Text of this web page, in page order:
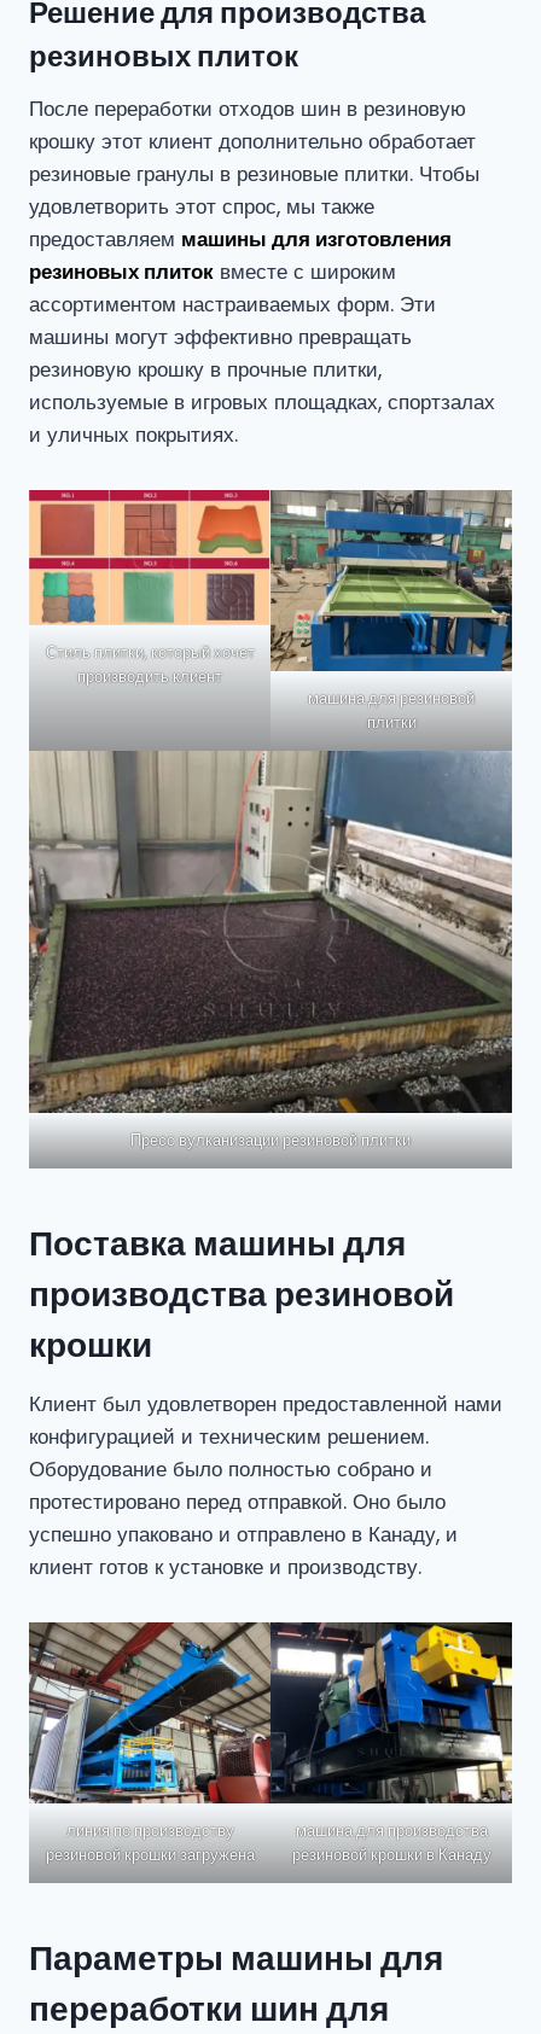
Решение для производства
резиновых плиток
После переработки отходов шин в резиновую
крошку этот клиент дополнительно обработает
резиновые гранулы в резиновые плитки. Чтобы
удовлетворить этот спрос, мы также
предоставляем машины для изготовления
резиновых плиток вместе с широким
ассортиментом настраиваемых форм. Эти
машины могут эффективно превращать
резиновую крошку в прочные плитки,
используемые в игровых площадках, спортзалах
и уличных покрытиях.
Стиль плитки, который хочет
производить клиент
машина для резиновой
плитки
Пресс вулканизации резиновой плитки
Поставка машины для
производства резиновой
крошки
Клиент был удовлетворен предоставленной нами
конфигурацией и техническим решением.
Оборудование было полностью собрано и
протестировано перед отправкой. Оно было
успешно упаковано и отправлено в Канаду, и
клиент готов к установке и производству.
линия по производству
резиновой крошки загружена
машина для производства
резиновой крошки в Канаду
Параметры машины для
переработки шин для